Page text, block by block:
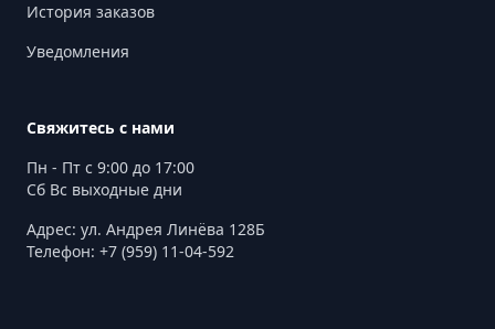
История заказов
Уведомления
Свяжитесь с нами
Пн - Пт с 9:00 до 17:00
Сб Вс выходные дни
Адрес: ул. Андрея Линёва 128Б
Телефон: +7 (959) 11-04-592